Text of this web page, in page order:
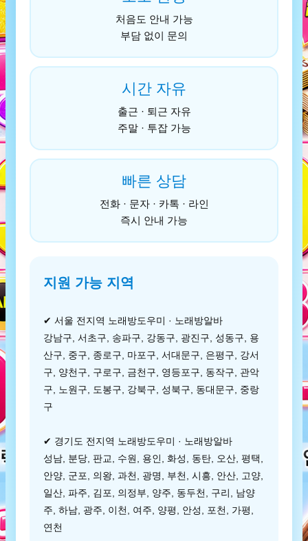
처음도 안내 가능
부담 없이 문의
시간 자유
출근 · 퇴근 자유
주말 · 투잡 가능
빠른 상담
전화 · 문자 · 카톡 · 라인
즉시 안내 가능
지원 가능 지역
✔ 서울 전지역 노래방도우미 · 노래방알바
강남구, 서초구, 송파구, 강동구, 광진구, 성동구, 용
산구, 중구, 종로구, 마포구, 서대문구, 은평구, 강서
구, 양천구, 구로구, 금천구, 영등포구, 동작구, 관악
구, 노원구, 도봉구, 강북구, 성북구, 동대문구, 중랑
구
✔ 경기도 전지역 노래방도우미 · 노래방알바
성남, 분당, 판교, 수원, 용인, 화성, 동탄, 오산, 평택,
안양, 군포, 의왕, 과천, 광명, 부천, 시흥, 안산, 고양,
일산, 파주, 김포, 의정부, 양주, 동두천, 구리, 남양
주, 하남, 광주, 이천, 여주, 양평, 안성, 포천, 가평,
연천